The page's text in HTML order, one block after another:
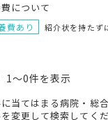
について
費あり
紹介状を持たず
1〜0件を表示
当てはまる病院・総
変更して検索してくだ